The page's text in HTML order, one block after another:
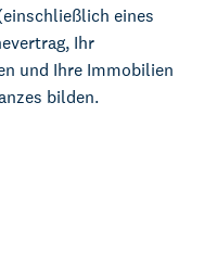
eines
Ihr
und Ihre Immobilien
bilden.